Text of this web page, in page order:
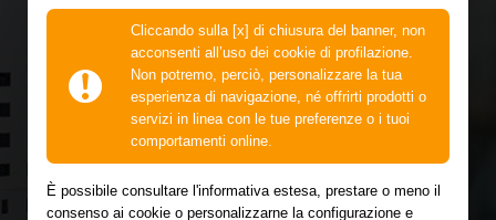
Cliccando sulla [x] di chiusura del banner, non
acconsenti all’uso dei cookie di profilazione.
Non potremo, perciò, personalizzare la tua
esperienza di navigazione, né offrirti prodotti o
servizi in linea con le tue preferenze o i tuoi
comportamenti online.
È possibile consultare l'informativa estesa, prestare o meno il
consenso ai cookie o personalizzarne la configurazione e
Ecobonus e altri
bonus fiscali "edilizi"
Tutti gli interventi per accedere al